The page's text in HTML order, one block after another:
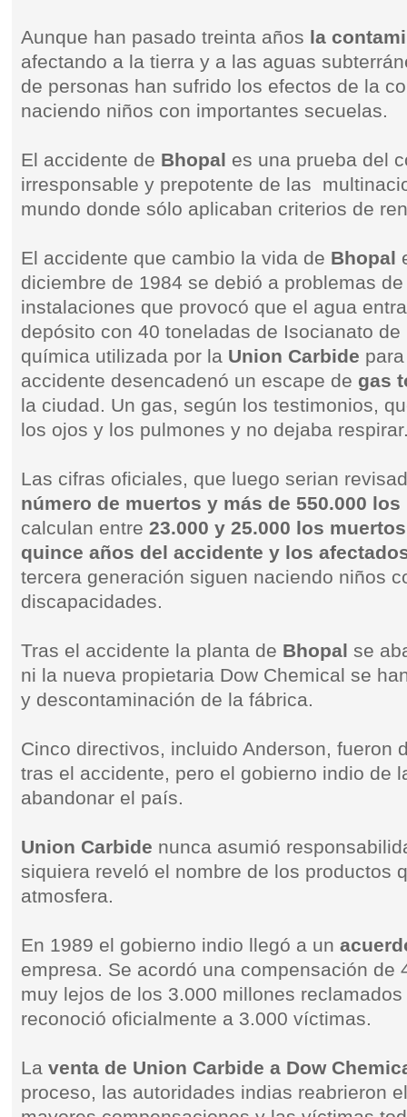
Aunque han pasado treinta años la
afectando a la tierra y a las aguas
de personas han sufrido los efectos de la
naciendo niños con importantes secuelas.
El accidente de Bhopal es una prueba del
irresponsable y prepotente de las
mundo donde sólo aplicaban criterios de
El accidente que cambio la vida de Bhopal
diciembre de 1984 se debió a problemas
instalaciones que provocó que el agua
depósito con 40 toneladas de Isocianato
química utilizada por la Union Carbide
accidente desencadenó un escape de gas
la ciudad. Un gas, según los testimonios,
los ojos y los pulmones y no dejaba
Las cifras oficiales, que luego serian
número de muertos y más de 550.000
calculan entre23.000 y 25.000 los
quince años del accidente y los
tercera generación siguen naciendo niños
discapacidades.
Tras el accidente la planta de Bhopal se
ni la nueva propietaria Dow Chemical se
y descontaminación de la fábrica.
Cinco directivos, incluido Anderson, fueron
tras el accidente, pero el gobierno indio de
abandonar el país.
Union Carbide nunca asumió
siquiera reveló el nombre de los productos
atmosfera.
En 1989 el gobierno indio llegó a un
empresa. Se acordó una compensación de
muy lejos de los 3.000 millones
reconoció oficialmente a 3.000 víctimas.
Laventa de Union Carbide a Dow
proceso, las autoridades indias reabrieron